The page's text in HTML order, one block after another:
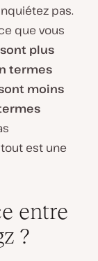
pas.
que vous
plus
termes
moins
est une
entre
?